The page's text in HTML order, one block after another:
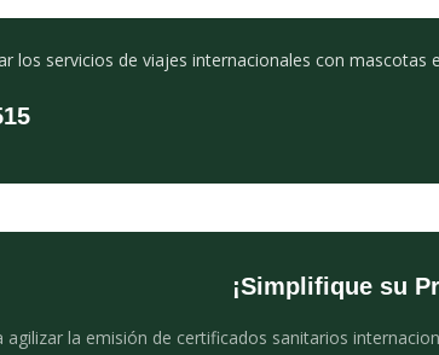
los servicios de viajes internacionales con mascotas
¡Simplifique su
agilizar la emisión de certificados sanitarios